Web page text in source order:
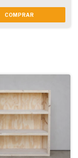
COMPRAR